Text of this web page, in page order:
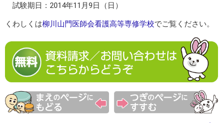
試験期日：2014年11月9日（日）
くわしくは柳川山門医師会看護高等専修学校でご覧ください。